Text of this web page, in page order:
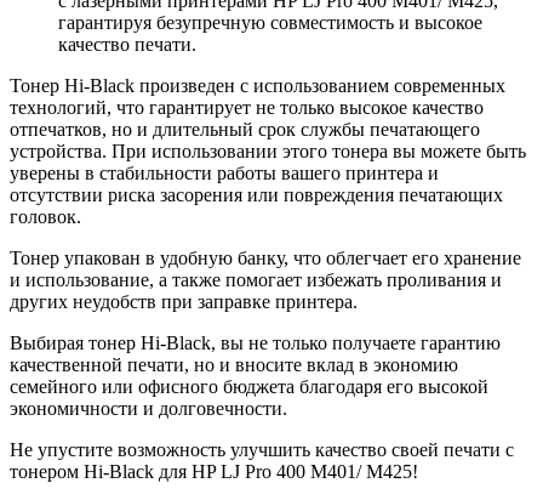
гарантируя безупречную совместимость и высокое
качество печати.
Тонер Hi-Black произведен с использованием современных
технологий, что гарантирует не только высокое качество
отпечатков, но и длительный срок службы печатающего
устройства. При использовании этого тонера вы можете быть
уверены в стабильности работы вашего принтера и
отсутствии риска засорения или повреждения печатающих
головок.
Тонер упакован в удобную банку, что облегчает его хранение
и использование, а также помогает избежать проливания и
других неудобств при заправке принтера.
Выбирая тонер Hi-Black, вы не только получаете гарантию
качественной печати, но и вносите вклад в экономию
семейного или офисного бюджета благодаря его высокой
экономичности и долговечности.
Не упустите возможность улучшить качество своей печати с
тонером Hi-Black для HP LJ Pro 400 M401/ M425!